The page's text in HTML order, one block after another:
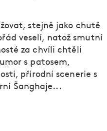
stejně jako chutě
veselí, natož smutní
za chvíli chtěli
s patosem,
přírodní scenerie s
Šanghaje...